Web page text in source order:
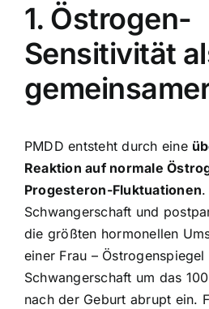
1. Östrogen-
Sensitivität
PMDD entsteht durch eine
Reaktion auf normale
Progesteron-Fluktuationen.
Schwangerschaft und
die größten hormonellen
einer Frau –
Schwangerschaft um das
nach der Geburt abrupt ein.